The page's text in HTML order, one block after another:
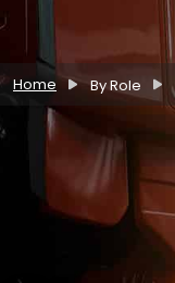
Home By Role